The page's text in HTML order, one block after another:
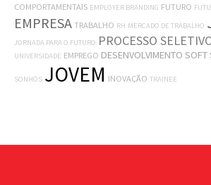
COMPORTAMENTAIS EMPLOYER BRANDING FUTURO
EMPRESA TRABALHO RH MERCADO DE TRABALHO
JORNADA PARA O FUTURO PROCESSO
UNIVERSIDADE EMPREGO DESENVOLVIMENTO SOFT
SONHOS JOVEM INOVAÇÃO TRAINEE